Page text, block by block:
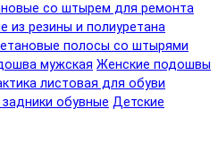
со штырем для ремонта
из резины и полиуретана
полосы со штырями
мужская Женские подошвы
листовая для обуви
задники обувные Детские